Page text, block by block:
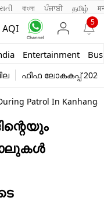
বাংলা ਪੰਜਾਬੀ தமிழ்
AQI
5
Entertainment
ഫിഫ ലോകകപ്പ് 2026
Patrol In